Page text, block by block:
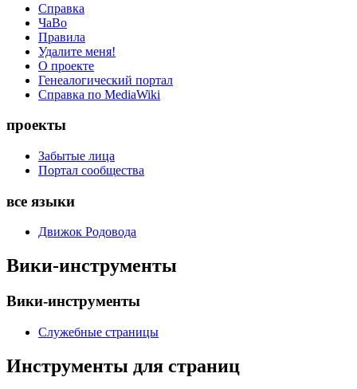
Справка
ЧаВо
Правила
Удалите меня!
О проекте
Генеалогический портал
Справка по MediaWiki
проекты
Забытые лица
Портал сообщества
все языки
Движок Родовода
Вики-инструменты
Вики-инструменты
Служебные страницы
Инструменты для страниц